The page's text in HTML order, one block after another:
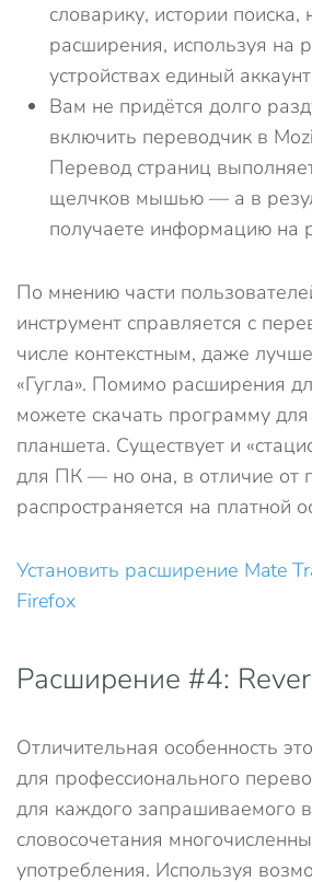
словарику, истории поиска,
расширения, используя на
устройствах единый
Вам не придётся долго
включить переводчик в
Перевод страниц
щелчков мышью — а в
получаете информацию на
По мнению части
инструмент справляется с
числе контекстным, даже
«Гугла». Помимо расширения
можете скачать программу
планшета. Существует и
для ПК — но она, в отличие от
распространяется на платной
Установить расширение Mate
Firefox
Расширение #4:
Отличительная особенность
для профессионального
для каждого запрашиваемого
словосочетания
употребления. Используя